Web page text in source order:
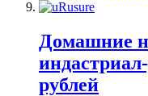
Домашние
рублей